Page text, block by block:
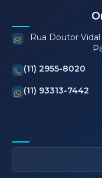
Rua Doutor
(11) 2955-8020
(11) 93313-7442